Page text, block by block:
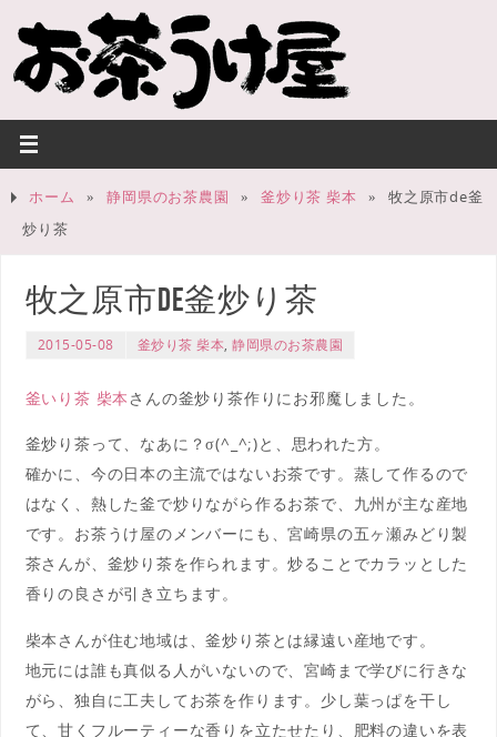
ホーム » 静岡県のお茶農園 » 釜炒り茶 柴本 »
牧之原市de釜
炒り茶
牧之原市de釜炒り茶
2015-05-08 釜炒り茶 柴本,静岡県のお茶農園
釜いり茶 柴本 さんの釜炒り茶作りにお邪魔しました。
釜炒り茶って、なあに？σ(^_^;)と、思われた方。
確かに、今の日本の主流ではないお茶です。蒸して作るので
はなく、熱した釜で炒りながら作るお茶で、九州が主な産地
です。お茶うけ屋のメンバーにも、宮崎県の五ヶ瀬みどり製
茶さんが、釜炒り茶を作られます。炒ることでカラッとした
香りの良さが引き立ちます。
柴本さんが住む地域は、釜炒り茶とは縁遠い産地です。
地元には誰も真似る人がいないので、宮崎まで学びに行きな
がら、独自に工夫してお茶を作ります。少し葉っぱを干し
て、甘くフルーティーな香りを立たせたり、肥料の違いを表